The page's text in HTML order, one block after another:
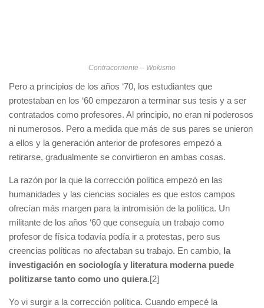
Contracorriente – Wokismo
Pero a principios de los años ‘70, los estudiantes que
protestaban en los ‘60 empezaron a terminar sus tesis y a ser
contratados como profesores. Al principio, no eran ni poderosos
ni numerosos. Pero a medida que más de sus pares se unieron
a ellos y la generación anterior de profesores empezó a
retirarse, gradualmente se convirtieron en ambas cosas.
La razón por la que la corrección política empezó en las
humanidades y las ciencias sociales es que estos campos
ofrecían más margen para la intromisión de la política. Un
militante de los años ‘60 que conseguía un trabajo como
profesor de física todavía podía ir a protestas, pero sus
creencias políticas no afectaban su trabajo. En cambio, la
investigación en sociología y literatura moderna puede
politizarse tanto como uno quiera.[2]
Yo vi surgir a la corrección política. Cuando empecé la